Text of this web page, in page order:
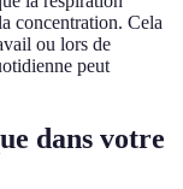
concentration. Cela
ou lors de
peut
dans votre